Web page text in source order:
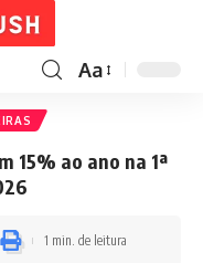
Aa
15% ao ano na 1ª
1 min. de leitura